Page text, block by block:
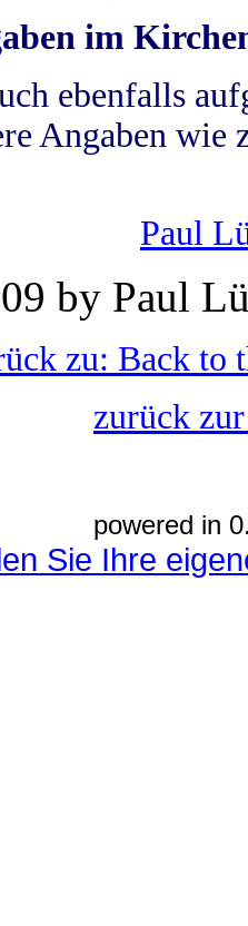
im
ebenfalls
Angaben wie
Paul
by Paul
zu: Back to
zurück
powered in
Sie Ihre